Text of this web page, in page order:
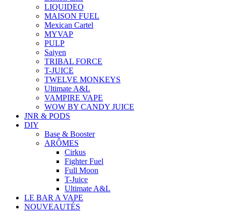
LIQUIDEO
MAISON FUEL
Mexican Cartel
MYVAP
PULP
Saiyen
TRIBAL FORCE
T-JUICE
TWELVE MONKEYS
Ultimate A&L
VAMPIRE VAPE
WOW BY CANDY JUICE
JNR & PODS
DIY
Base & Booster
ARÔMES
Cirkus
Fighter Fuel
Full Moon
T-Juice
Ultimate A&L
LE BAR A VAPE
NOUVEAUTÉS